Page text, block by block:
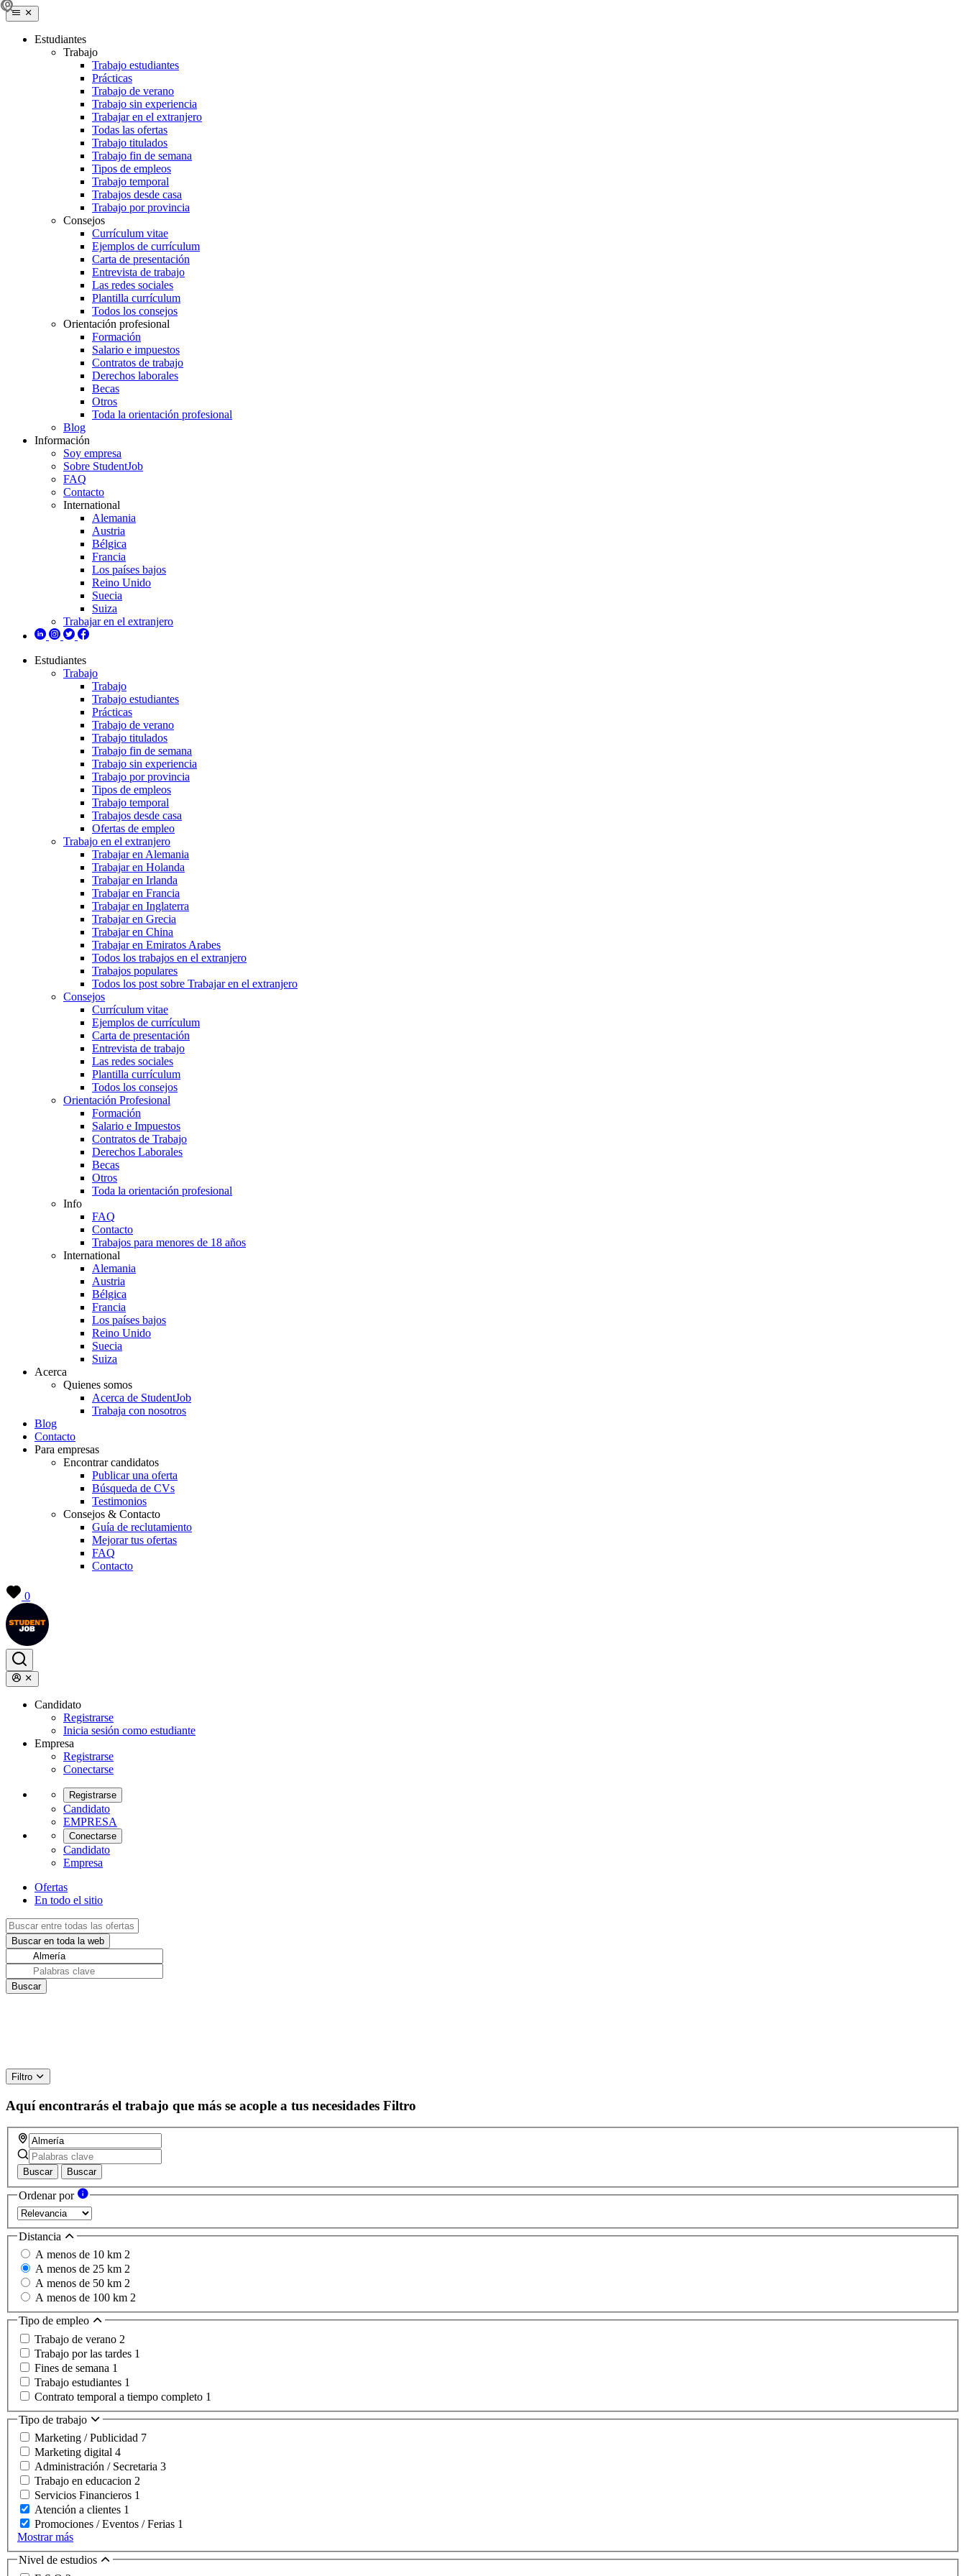
Estudiantes
Trabajo
Trabajo estudiantes
Prácticas
Trabajo de verano
Trabajo sin experiencia
Trabajar en el extranjero
Todas las ofertas
Trabajo titulados
Trabajo fin de semana
Tipos de empleos
Trabajo temporal
Trabajos desde casa
Trabajo por provincia
Consejos
Currículum vitae
Ejemplos de currículum
Carta de presentación
Entrevista de trabajo
Las redes sociales
Plantilla currículum
Todos los consejos
Orientación profesional
Formación
Salario e impuestos
Contratos de trabajo
Derechos laborales
Becas
Otros
Toda la orientación profesional
Blog
Información
Soy empresa
Sobre StudentJob
FAQ
Contacto
International
Alemania
Austria
Bélgica
Francia
Los países bajos
Reino Unido
Suecia
Suiza
Trabajar en el extranjero
Estudiantes
Trabajo
Trabajo
Trabajo estudiantes
Prácticas
Trabajo de verano
Trabajo titulados
Trabajo fin de semana
Trabajo sin experiencia
Trabajo por provincia
Tipos de empleos
Trabajo temporal
Trabajos desde casa
Ofertas de empleo
Trabajo en el extranjero
Trabajar en Alemania
Trabajar en Holanda
Trabajar en Irlanda
Trabajar en Francia
Trabajar en Inglaterra
Trabajar en Grecia
Trabajar en China
Trabajar en Emiratos Arabes
Todos los trabajos en el extranjero
Trabajos populares
Todos los post sobre Trabajar en el extranjero
Consejos
Currículum vitae
Ejemplos de currículum
Carta de presentación
Entrevista de trabajo
Las redes sociales
Plantilla currículum
Todos los consejos
Orientación Profesional
Formación
Salario e Impuestos
Contratos de Trabajo
Derechos Laborales
Becas
Otros
Toda la orientación profesional
Info
FAQ
Contacto
Trabajos para menores de 18 años
International
Alemania
Austria
Bélgica
Francia
Los países bajos
Reino Unido
Suecia
Suiza
Acerca
Quienes somos
Acerca de StudentJob
Trabaja con nosotros
Blog
Contacto
Para empresas
Encontrar candidatos
Publicar una oferta
Búsqueda de CVs
Testimonios
Consejos & Contacto
Guía de reclutamiento
Mejorar tus ofertas
FAQ
Contacto
0
Candidato
Registrarse
Inicia sesión como estudiante
Empresa
Registrarse
Conectarse
Registrarse
Candidato
EMPRESA
Conectarse
Candidato
Empresa
Ofertas
En todo el sitio
Filtro
Aquí encontrarás el trabajo que más se acople a tus necesidades Filtro
Buscar Buscar
Ordenar por
Distancia
A menos de 10 km 2
A menos de 25 km 2
A menos de 50 km 2
A menos de 100 km 2
Tipo de empleo
Trabajo de verano 2
Trabajo por las tardes 1
Fines de semana 1
Trabajo estudiantes 1
Contrato temporal a tiempo completo 1
Tipo de trabajo
Marketing / Publicidad 7
Marketing digital 4
Administración / Secretaria 3
Trabajo en educacion 2
Servicios Financieros 1
Atención a clientes 1
Promociones / Eventos / Ferias 1
Mostrar más
Nivel de estudios